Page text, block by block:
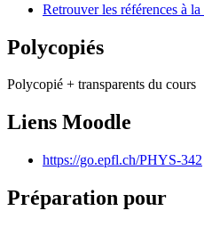
Retrouver les références à
Polycopiés
Polycopié + transparents du cours
Liens Moodle
https://go.epfl.ch/PHYS-342
Préparation pour